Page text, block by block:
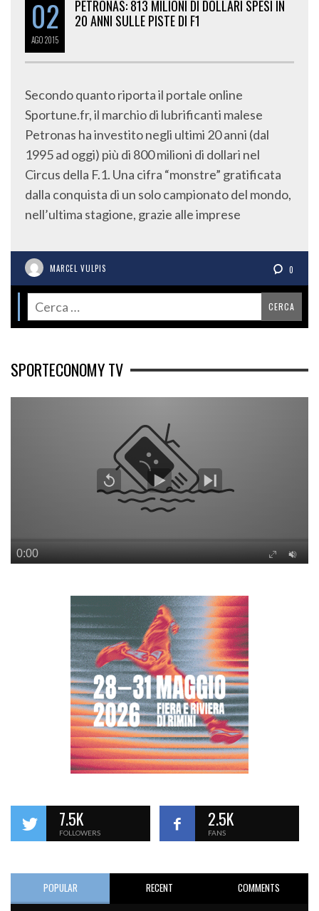
02
AGO2015
PETRONAS: 813 MILIONI DI DOLLARI SPESI IN
20 ANNI SULLE PISTE DI F1
Secondo quanto riporta il portale online
Sportune.fr, il marchio di lubrificanti malese
Petronas ha investito negli ultimi 20 anni (dal
1995 ad oggi) più di 800 milioni di dollari nel
Circus della F.1. Una cifra “monstre” gratificata
dalla conquista di un solo campionato del mondo,
nell’ultima stagione, grazie alle imprese
MARCEL VULPIS 0
SPORTECONOMY TV
7.5K
FOLLOWERS
2.5K
FANS
POPULAR RECENT COMMENTS